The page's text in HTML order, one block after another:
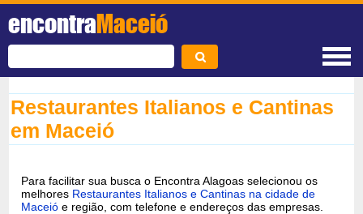
encontraMaceió
Restaurantes Italianos e Cantinas
em Maceió
Para facilitar sua busca o Encontra Alagoas selecionou os
melhores Restaurantes Italianos e Cantinas na cidade de
Maceió e região, com telefone e endereços das empresas.